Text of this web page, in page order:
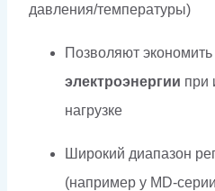
давления/температуры)
Позволяют
электроэнергии при
нагрузке
Широкий диапазон
(например у